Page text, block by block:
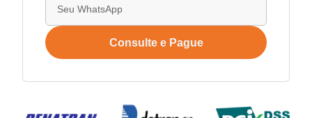
Consulte e Pague